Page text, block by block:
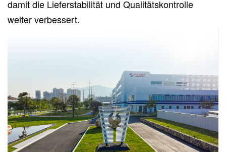
damit die Lieferstabilität und Qualitätskontrolle
weiter verbessert.